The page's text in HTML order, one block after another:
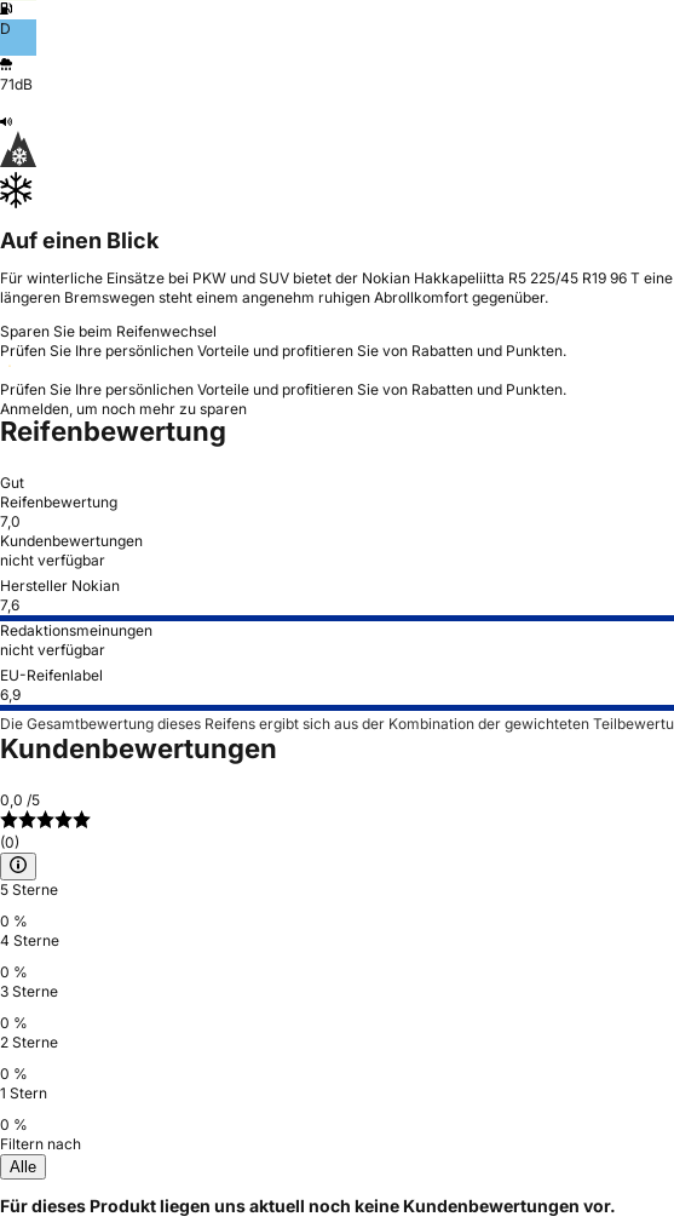
D
71dB
Auf einen Blick
Für winterliche Einsätze bei PKW und SUV bietet der Nokian Hakkapeliitta R5 225/45 R19 96 T
längeren Bremswegen steht einem angenehm ruhigen Abrollkomfort gegenüber.
Sparen Sie beim Reifenwechsel
Prüfen Sie Ihre persönlichen Vorteile und profitieren Sie von Rabatten und Punkten.
Prüfen Sie Ihre persönlichen Vorteile und profitieren Sie von Rabatten und Punkten.
Anmelden, um noch mehr zu sparen
Reifenbewertung
Gut
Reifenbewertung
7,0
Kundenbewertungen
nicht verfügbar
Hersteller Nokian
7,6
Redaktionsmeinungen
nicht verfügbar
EU-Reifenlabel
6,9
Die Gesamtbewertung dieses Reifens ergibt sich aus der Kombination der gewichteten
Kundenbewertungen
0,0 /5
(0)
5 Sterne
0 %
4 Sterne
0 %
3 Sterne
0 %
2 Sterne
0 %
1 Stern
0 %
Filtern nach
Alle
Für dieses Produkt liegen uns aktuell noch keine Kundenbewertungen vor.